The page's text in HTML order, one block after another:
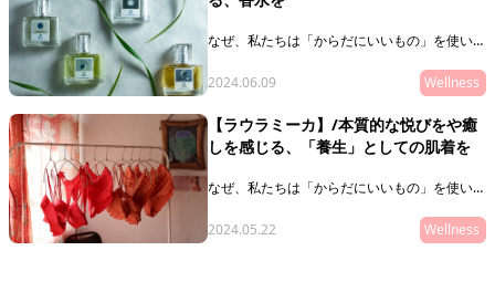
なぜ、私たちは「からだにいいもの」を使いた
健康になりたいからでしょうか？
どれも、正解かもしれません。
性やつながり）に、目を向けることこそが本質
的なウェルネスにつながるのではないでしょう
2024.06.09 Wellness
【ラウラミーカ】/本質的な悦びをや癒
しを感じる、「養生」としての肌着を
なぜ、私たちは「からだにいいもの」を使いた
健康になりたいからでしょうか？
2024.05.22 Wellness